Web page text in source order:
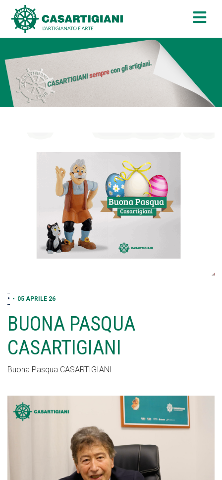
• • 05 APRILE 26
BUONA PASQUA
CASARTIGIANI
Buona Pasqua CASARTIGIANI